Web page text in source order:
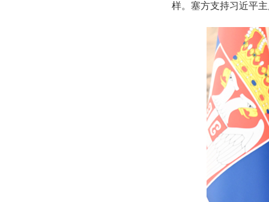
样。塞方支持习近平